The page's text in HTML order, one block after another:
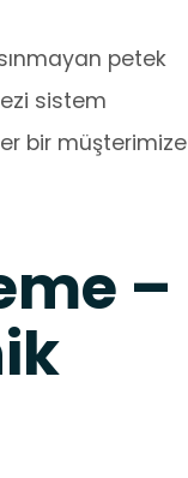
petek
sistem
bir müşterimize
–